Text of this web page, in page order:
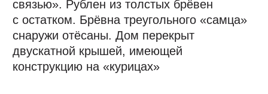
По фасаду — одно «красное» и два
волоковых окна. Объект культурного
наследия регионального значения.
Полная реставрация произведена
в 2023 году